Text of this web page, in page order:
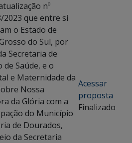
nº
2023 que entre si
o Estado de
do Sul, por
Secretaria de
de Saúde, e o
e Maternidade da
Nossa
da Glória com a
do Município
de Dourados,
da Secretaria
Acessar
proposta
Finalizado